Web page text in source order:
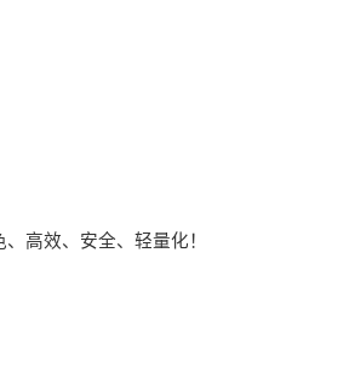
高效、安全、轻量化！